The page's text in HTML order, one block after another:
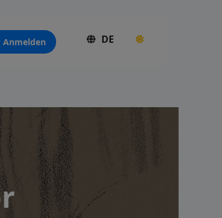
Anmelden DE